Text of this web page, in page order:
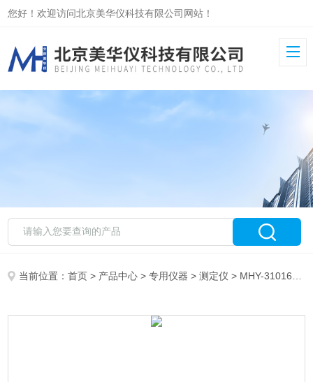
您好！欢迎访问北京美华仪科技有限公司网站！
当前位置：首页 > 产品中心 >专用仪器 >测定仪 > MHY-31016污泥毛细管吸收时间测定仪